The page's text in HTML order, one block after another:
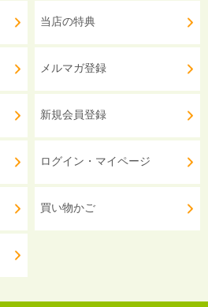
当店の特典
メルマガ登録
新規会員登録
ログイン・マイページ
買い物かご